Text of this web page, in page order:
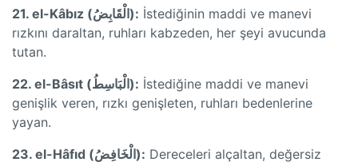
21. el-Kâbız (الْقَابِضُ): İstediğinin maddi ve manevi
rızkını daraltan, ruhları kabzeden, her şeyi avucunda
tutan.
22. el-Bâsıt (الْبَاسِطُ): İstediğine maddi ve manevi
genişlik veren, rızkı genişleten, ruhları bedenlerine
yayan.
23. el-Hâfıd (الْخَافِضُ): Dereceleri alçaltan, değersiz